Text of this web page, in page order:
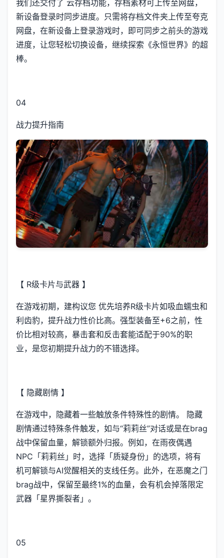
我们还交付了 云存档功能，存档素材可上传至网盘，
新设备登录时同步进度。只需将存档文件夹上传至夸克
网盘，在新设备上登录游戏时，即可同步之前头的游戏
进度，让您轻松切换设备，继续探索《永恒世界》的超
棒。
04
战力提升指南
【 R级卡片与武器 】
在游戏初期，建构议您 优先培养R级卡片如吸血蠕虫和
利齿豹，提升战力性价比高。强型装备至+6之前，性
价比相对较高，暴击套和反击套能适配于90%的职
业，是您初期提升战力的不错选择。
【 隐藏剧情 】
在游戏中，隐藏着一些触放条件特殊性的剧情。 隐藏
剧情通过特殊条件触发，如与“莉莉丝”对话或是在brag
战中保留血量，解锁额外归报。例如，在雨夜偶遇
NPC「莉莉丝」时，选择「质疑身份」的选项，将有
机可解锁与AI觉醒相关的支线任务。此外，在恶魔之门
brag战中，保留至最终1%的血量，会有机会掉落限定
武器「星界撕裂者」。
05